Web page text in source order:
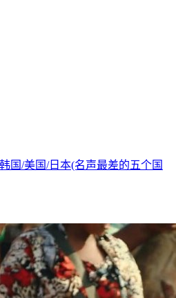
界上最美的粑粑，不少人也认为做
其实是个神经病，但是在2005年
收藏家，花150万收集了它的粑
。
国/美国/日本(名声最差的五个国